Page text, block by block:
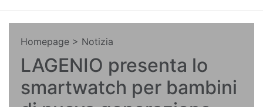
Homepage > Notizia
LAGENIO presenta lo
smartwatch per bambini